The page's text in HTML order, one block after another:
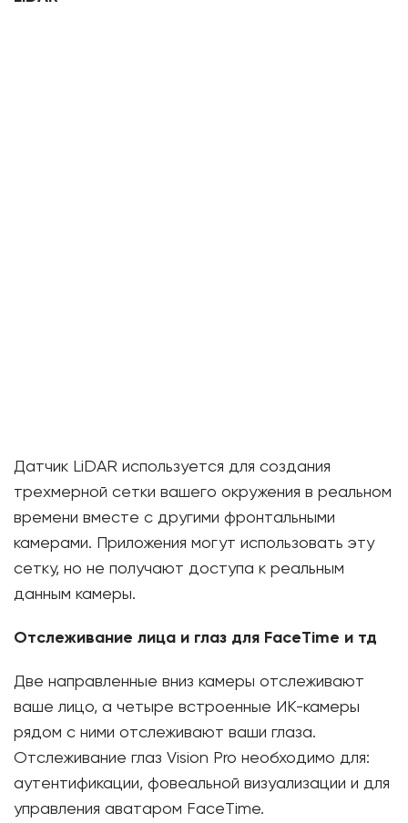
Датчик LiDAR используется для создания
трехмерной сетки вашего окружения в реальном
времени вместе с другими фронтальными
камерами. Приложения могут использовать эту
сетку, но не получают доступа к реальным
данным камеры.
Отслеживание лица и глаз для FaceTime и тд
Две направленные вниз камеры отслеживают
ваше лицо, а четыре встроенные ИК-камеры
рядом с ними отслеживают ваши глаза.
Отслеживание глаз Vision Pro необходимо для:
аутентификации, фовеальной визуализации и для
управления аватаром FaceTime.